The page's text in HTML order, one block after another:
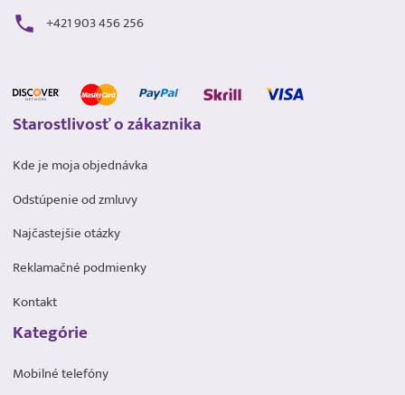
+421 903 456 256
Starostlivosť o zákaznika
Kde je moja objednávka
Odstúpenie od zmluvy
Najčastejšie otázky
Reklamačné podmienky
Kontakt
Kategórie
Mobilné telefóny